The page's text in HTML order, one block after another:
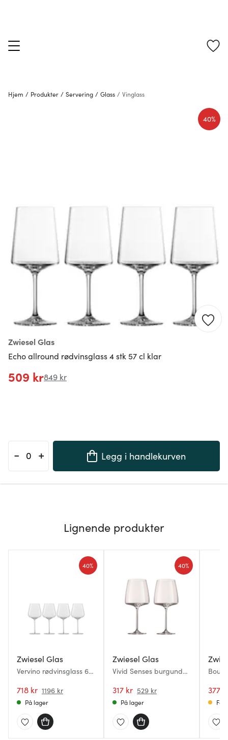
Hjem / Produkter / Servering / Glass / Vinglass
Zwiesel Glas
Echo allround rødvinsglass 4 stk 57 cl klar
40%
509 kr849 kr
- + Legg i handlekurven
Lignende produkter
Zwiesel Glas
Vervino rødvinsglass 68
718 kr 1196 kr
40%
På lager
Zwiesel Glas
Vivid Senses burgundy
317 kr 529 kr
40%
På lager
377
Få